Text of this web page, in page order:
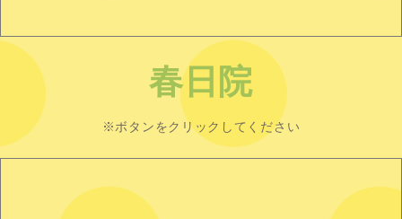
春日院
※ボタンをクリックしてください